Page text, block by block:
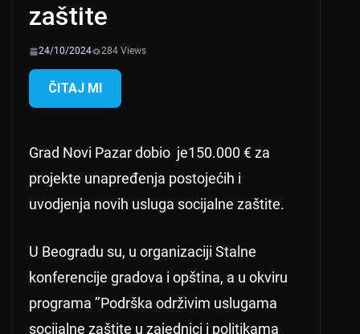
zaštite
24/10/2024 284 Views
ČITAJ MI
Grad Novi Pazar dobio je150.000 € za
projekte unapređenja postojećih i
uvodjenja novih usluga socijalne zaštite.
U Beogradu su, u organizaciji Stalne
konferencije gradova i opština, a u okviru
programa ’’Podrška održivim uslugama
socijalne zaštite u zajednici i politikama